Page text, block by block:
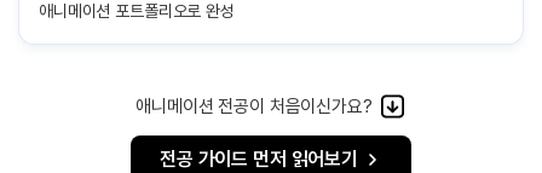
애니메이션 포트폴리오로 완성
애니메이션 전공이 처음이신가요?
전공 가이드 먼저 읽어보기